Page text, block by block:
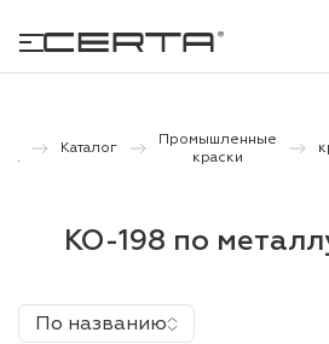
и дачи
Каталог
Промышленные
краски
КО-198 по
По названию